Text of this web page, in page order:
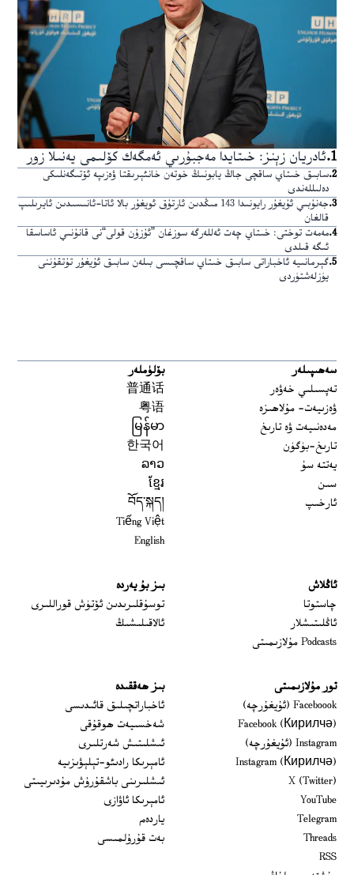
1
.ئادريان زېنز: خىتايدا مەجبۇرىي ئەمگەك كۆلىمى يەنىلا زور
2
.سابىق خىتاي ساقچى جاڭ يابونىڭ خوتەن خانئېرىقتا ۋەزىپە ئۆتىگەنلىكى
دەلىللەندى
3
.
جەنۇبىي ئۇيغۇر رايونىدا 143 مىڭدىن ئارتۇق ئويغۇر بالا ئاتا-ئانىسىدىن ئايرىلىپ
قالغان
4
.مەمەت توختى: خىتاي چەت ئەللەرگە سوزغان ”ئۇزۇن قولى“نى قانۇنىي ئاساسقا
ئىگە قىلدى
5
.گېرمانىيە ئاخباراتى سابىق خىتاي ساقچىسى بىلەن سابىق ئۇيغۇر تۇتقۇننى
يۈزلەشتۈردى
سەھىپىلەر
تەپسىلىي خەۋەر
ۋەزىيەت- مۇلاھىزە
مەدەنىيەت ۋە تارىخ
تارىخ-بۈگۈن
يەتتە سۇ
سىن
ئارخىپ
بۆلۈملەر
普通话
粤语
မြန်မာ
한국어
ລາວ
ខ្មែរ
བོད་སྐད།
Tiếng Việt
English
ئاڭلاش
چاستوتا
ئاڭلىتىشلار
Podcasts مۇلازىمىتى
بىز بۇ يەردە
توسۇقلىرىدىن ئۆتۈش قوراللىرى
ئالاقىلىشىڭ
تور مۇلازىمىتى
Faceboook (ئۇيغۇرچە)
Opens in new window
Facebook (Кирилчә)
Opens in new window
Instagram (ئۇيغۇرچە)
Opens in new window
Instagram (Кирилчә)
Opens in new window
X (Twitter)
YouTube
Telegram
Threads
RSS
بىز ھەققىدە
ئاخباراتچىلىق قائىدىسى
شەخسىيەت ھوقۇقى
ئىشلىتىش شەرتلىرى
ئامېرىكا رادىئو-تېلېۋىزىيە
ئىشلىرىنى باشقۇرۇش مۇدىرىيىتى
ئامېرىكا ئاۋازى
ياردەم
بەت قۇرۇلمىسى